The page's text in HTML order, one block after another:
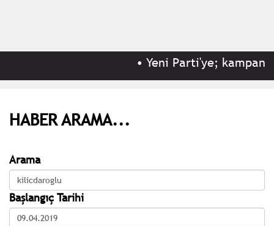
•Yeni Parti'ye;
HABER ARAMA...
Arama
Başlangıç Tarihi